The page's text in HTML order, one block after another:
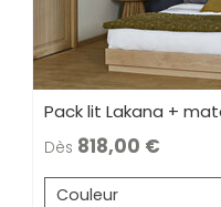
Pack lit Lakana +
Dès 818,00
Couleur